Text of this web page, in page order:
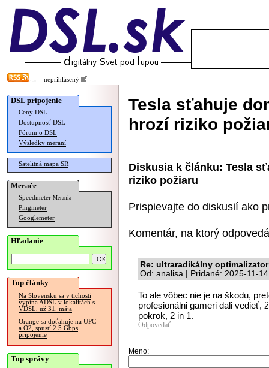
neprihlásený
DSL pripojenie
Ceny DSL
Dostupnosť DSL
Fórum o DSL
Výsledky meraní
Satelitná mapa SR
Merače
Speedmeter Merania
Pingmeter
Googlemeter
Hľadanie
Top články
Na Slovensku sa v tichosti
vypína ADSL v lokalitách s
VDSL, už 31. mája
Orange sa doťahuje na UPC
a O2, spustí 2.5 Gbps
pripojenie
Top správy
Tesla sťahuje
hrozí riziko
Diskusia k článku: Tesla
riziko požiaru
Prispievajte do diskusií ako
Komentár, na ktorý
Re: ultraradikálny
Od: analisa | Pridané: 2025-11-
To ale vôbec nie je na škodu,
profesionálni gameri dali vedieť,
pokrok, 2 in 1.
Odpovedať
Meno: